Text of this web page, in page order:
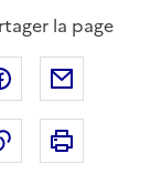
la page
Partager sur
Copier dans